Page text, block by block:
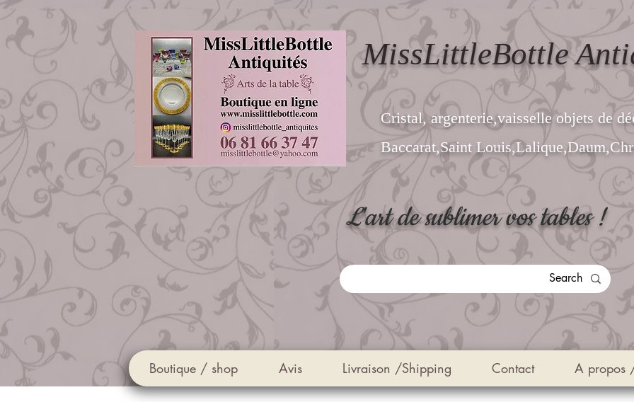
MissLittleBottle
Cristal, argenterie,vaisselle objets de
Baccarat,Saint
L'art de sublimer vos tables !
Boutique / shop Avis Livraison /Shipping Contact A propos